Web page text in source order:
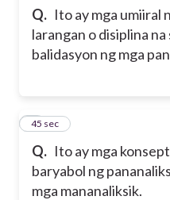
Q. Ito ay mga umiiral
larangan o disiplina
balidasyon ng mga
Q. Ito ay mga
baryabol ng
mga mananaliksik.
6
45 sec